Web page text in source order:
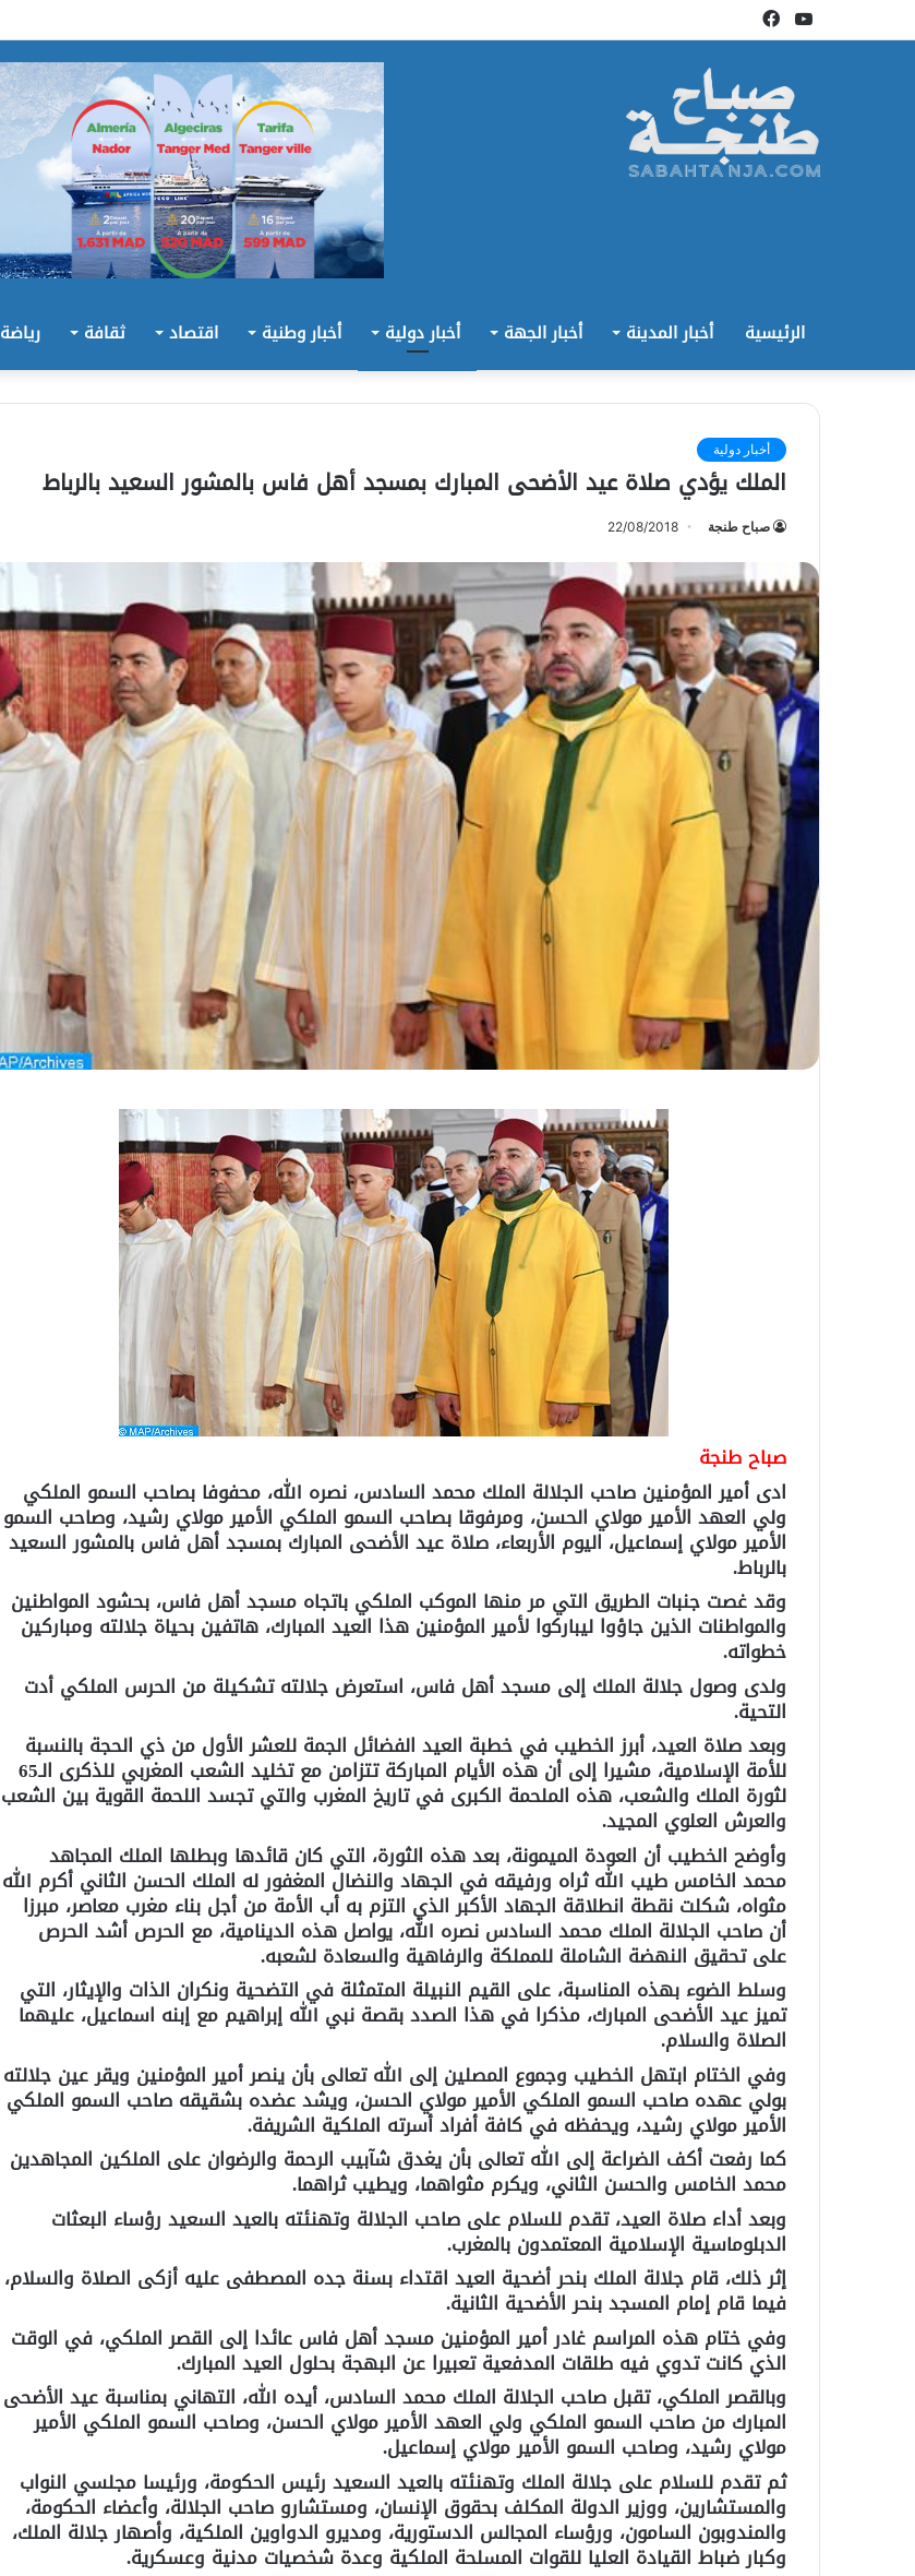
فيسبوكيوتيوب
الرئيسية أخبار المدينة أخبار الجهة أخبار دولية أخبار وطنية اقتصاد ثقافة رياضة
أخبار دولية
الملك يؤدي صلاة عيد الأضحى المبارك بمسجد أهل فاس بالمشور السعيد بالرباط
صباح طنجة 22/08/2018
صباح طنجة
ادى أمير المؤمنين صاحب الجلالة الملك محمد السادس، نصره الله، محفوفا بصاحب السمو الملكي
ولي العهد الأمير مولاي الحسن، ومرفوقا بصاحب السمو الملكي الأمير مولاي رشيد، وصاحب السمو
الأمير مولاي إسماعيل، اليوم الأربعاء، صلاة عيد الأضحى المبارك بمسجد أهل فاس بالمشور السعيد
بالرباط.
وقد غصت جنبات الطريق التي مر منها الموكب الملكي باتجاه مسجد أهل فاس، بحشود المواطنين
والمواطنات الذين جاؤوا ليباركوا لأمير المؤمنين هذا العيد المبارك، هاتفين بحياة جلالته ومباركين
خطواته.
ولدى وصول جلالة الملك إلى مسجد أهل فاس، استعرض جلالته تشكيلة من الحرس الملكي أدت
التحية.
وبعد صلاة العيد، أبرز الخطيب في خطبة العيد الفضائل الجمة للعشر الأول من ذي الحجة بالنسبة
للأمة الإسلامية، مشيرا إلى أن هذه الأيام المباركة تتزامن مع تخليد الشعب المغربي للذكرى الـ65
لثورة الملك والشعب، هذه الملحمة الكبرى في تاريخ المغرب والتي تجسد اللحمة القوية بين الشعب
والعرش العلوي المجيد.
وأوضح الخطيب أن العودة الميمونة، بعد هذه الثورة، التي كان قائدها وبطلها الملك المجاهد
محمد الخامس طيب الله ثراه ورفيقه في الجهاد والنضال المغفور له الملك الحسن الثاني أكرم الله
مثواه، شكلت نقطة انطلاقة الجهاد الأكبر الذي التزم به أب الأمة من أجل بناء مغرب معاصر، مبرزا
أن صاحب الجلالة الملك محمد السادس نصره الله، يواصل هذه الدينامية، مع الحرص أشد الحرص
على تحقيق النهضة الشاملة للمملكة والرفاهية والسعادة لشعبه.
وسلط الضوء بهذه المناسبة، على القيم النبيلة المتمثلة في التضحية ونكران الذات والإيثار، التي
تميز عيد الأضحى المبارك، مذكرا في هذا الصدد بقصة نبي الله إبراهيم مع إبنه اسماعيل، عليهما
الصلاة والسلام.
وفي الختام ابتهل الخطيب وجموع المصلين إلى الله تعالى بأن ينصر أمير المؤمنين ويقر عين جلالته
بولي عهده صاحب السمو الملكي الأمير مولاي الحسن، ويشد عضده بشقيقه صاحب السمو الملكي
الأمير مولاي رشيد، ويحفظه في كافة أفراد أسرته الملكية الشريفة.
كما رفعت أكف الضراعة إلى الله تعالى بأن يغدق شآبيب الرحمة والرضوان على الملكين المجاهدين
محمد الخامس والحسن الثاني، ويكرم مثواهما، ويطيب ثراهما.
وبعد أداء صلاة العيد، تقدم للسلام على صاحب الجلالة وتهنئته بالعيد السعيد رؤساء البعثات
الدبلوماسية الإسلامية المعتمدون بالمغرب.
إثر ذلك، قام جلالة الملك بنحر أضحية العيد اقتداء بسنة جده المصطفى عليه أزكى الصلاة والسلام،
فيما قام إمام المسجد بنحر الأضحية الثانية.
وفي ختام هذه المراسم غادر أمير المؤمنين مسجد أهل فاس عائدا إلى القصر الملكي، في الوقت
الذي كانت تدوي فيه طلقات المدفعية تعبيرا عن البهجة بحلول العيد المبارك.
وبالقصر الملكي، تقبل صاحب الجلالة الملك محمد السادس، أيده الله، التهاني بمناسبة عيد الأضحى
المبارك من صاحب السمو الملكي ولي العهد الأمير مولاي الحسن، وصاحب السمو الملكي الأمير
مولاي رشيد، وصاحب السمو الأمير مولاي إسماعيل.
ثم تقدم للسلام على جلالة الملك وتهنئته بالعيد السعيد رئيس الحكومة، ورئيسا مجلسي النواب
والمستشارين، ووزير الدولة المكلف بحقوق الإنسان، ومستشارو صاحب الجلالة، وأعضاء الحكومة،
والمندوبون السامون، ورؤساء المجالس الدستورية، ومديرو الدواوين الملكية، وأصهار جلالة الملك،
وكبار ضباط القيادة العليا للقوات المسلحة الملكية وعدة شخصيات مدنية وعسكرية.